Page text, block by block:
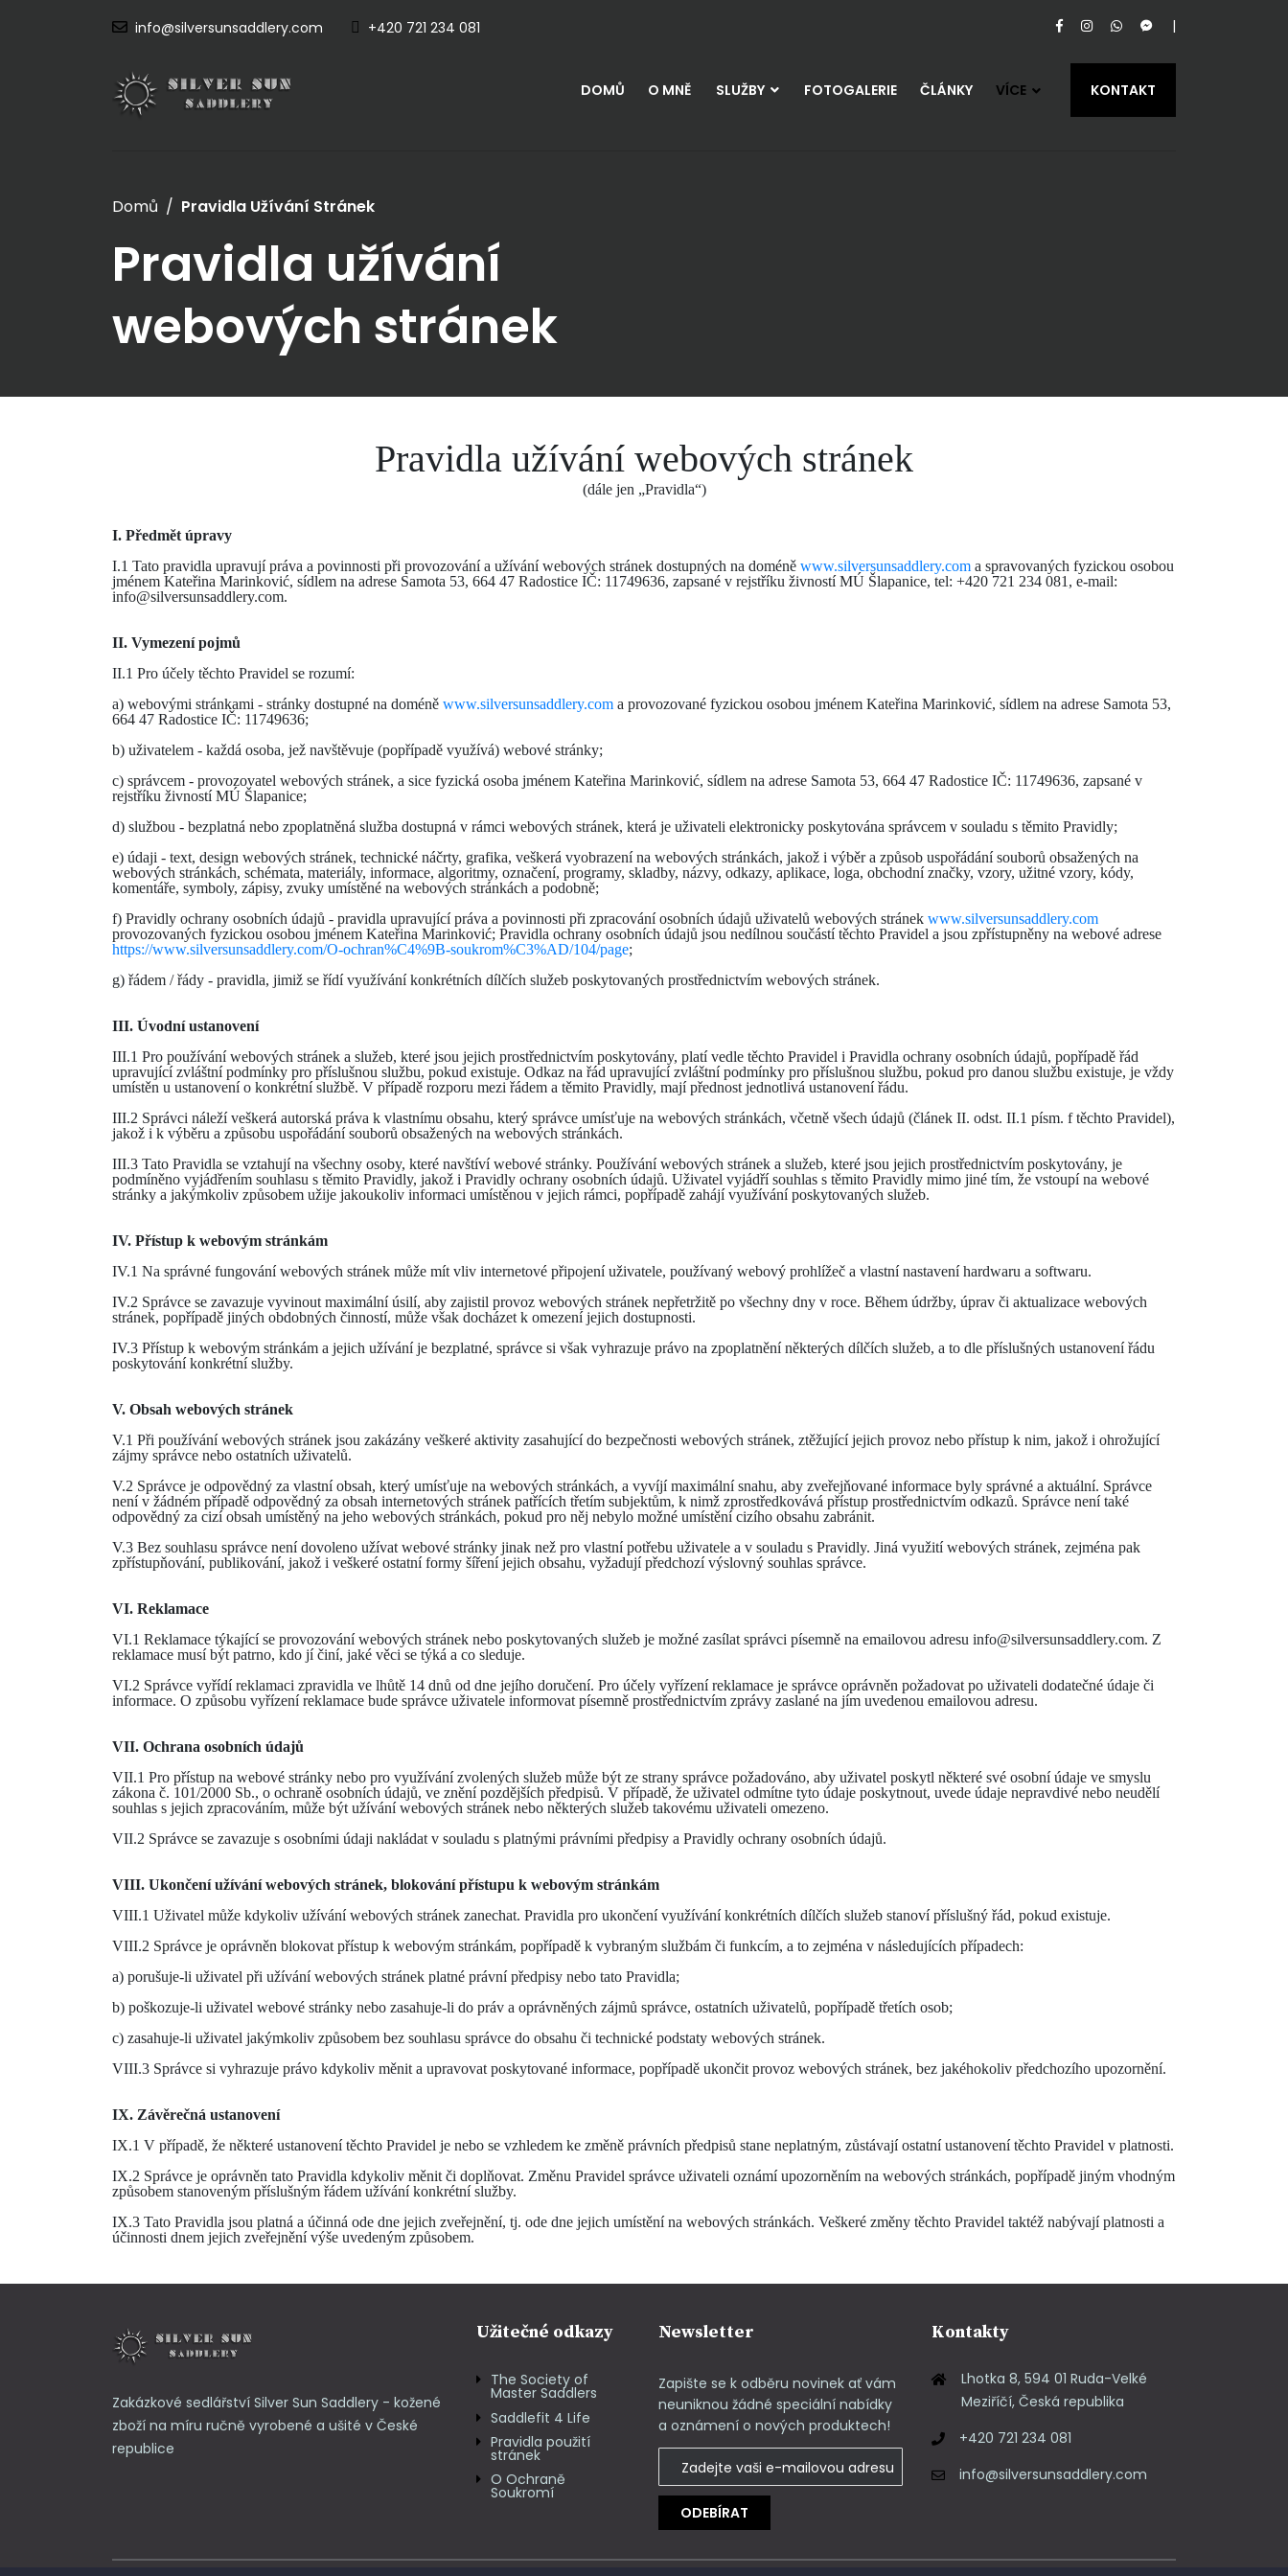
info@silversunsaddlery.com +420 721 234 081
DOMŮ O MNĚ SLUŽBY FOTOGALERIE ČLÁNKY VÍCE KONTAKT
Domů Pravidla Užívání Stránek
Pravidla užívání
webových stránek
Pravidla užívání webových stránek
(dále jen „Pravidla“)
I. Předmět úpravy
I.1 Tato pravidla upravují práva a povinnosti při provozování a užívání webových stránek dostupných na doméně www.silversunsaddlery.com a spravovaných fyzickou osobou
jménem Kateřina Marinković, sídlem na adrese Samota 53, 664 47 Radostice IČ: 11749636, zapsané v rejstříku živností MÚ Šlapanice, tel: +420 721 234 081, e-mail:
info@silversunsaddlery.com.
II. Vymezení pojmů
II.1 Pro účely těchto Pravidel se rozumí:
a) webovými stránkami - stránky dostupné na doméně www.silversunsaddlery.com a provozované fyzickou osobou jménem Kateřina Marinković, sídlem na adrese Samota 53,
664 47 Radostice IČ: 11749636;
b) uživatelem - každá osoba, jež navštěvuje (popřípadě využívá) webové stránky;
c) správcem - provozovatel webových stránek, a sice fyzická osoba jménem Kateřina Marinković, sídlem na adrese Samota 53, 664 47 Radostice IČ: 11749636, zapsané v
rejstříku živností MÚ Šlapanice;
d) službou - bezplatná nebo zpoplatněná služba dostupná v rámci webových stránek, která je uživateli elektronicky poskytována správcem v souladu s těmito Pravidly;
e) údaji - text, design webových stránek, technické náčrty, grafika, veškerá vyobrazení na webových stránkách, jakož i výběr a způsob uspořádání souborů obsažených na
webových stránkách, schémata, materiály, informace, algoritmy, označení, programy, skladby, názvy, odkazy, aplikace, loga, obchodní značky, vzory, užitné vzory, kódy,
komentáře, symboly, zápisy, zvuky umístěné na webových stránkách a podobně;
f) Pravidly ochrany osobních údajů - pravidla upravující práva a povinnosti při zpracování osobních údajů uživatelů webových stránek www.silversunsaddlery.com
provozovaných fyzickou osobou jménem Kateřina Marinković; Pravidla ochrany osobních údajů jsou nedílnou součástí těchto Pravidel a jsou zpřístupněny na webové adrese
https://www.silversunsaddlery.com/O-ochran%C4%9B-soukrom%C3%AD/104/page;
g) řádem / řády - pravidla, jimiž se řídí využívání konkrétních dílčích služeb poskytovaných prostřednictvím webových stránek.
III. Úvodní ustanovení
III.1 Pro používání webových stránek a služeb, které jsou jejich prostřednictvím poskytovány, platí vedle těchto Pravidel i Pravidla ochrany osobních údajů, popřípadě řád
upravující zvláštní podmínky pro příslušnou službu, pokud existuje. Odkaz na řád upravující zvláštní podmínky pro příslušnou službu, pokud pro danou službu existuje, je vždy
umístěn u ustanovení o konkrétní službě. V případě rozporu mezi řádem a těmito Pravidly, mají přednost jednotlivá ustanovení řádu.
III.2 Správci náleží veškerá autorská práva k vlastnímu obsahu, který správce umísťuje na webových stránkách, včetně všech údajů (článek II. odst. II.1 písm. f těchto Pravidel),
jakož i k výběru a způsobu uspořádání souborů obsažených na webových stránkách.
III.3 Tato Pravidla se vztahují na všechny osoby, které navštíví webové stránky. Používání webových stránek a služeb, které jsou jejich prostřednictvím poskytovány, je
podmíněno vyjádřením souhlasu s těmito Pravidly, jakož i Pravidly ochrany osobních údajů. Uživatel vyjádří souhlas s těmito Pravidly mimo jiné tím, že vstoupí na webové
stránky a jakýmkoliv způsobem užije jakoukoliv informaci umístěnou v jejich rámci, popřípadě zahájí využívání poskytovaných služeb.
IV. Přístup k webovým stránkám
IV.1 Na správné fungování webových stránek může mít vliv internetové připojení uživatele, používaný webový prohlížeč a vlastní nastavení hardwaru a softwaru.
IV.2 Správce se zavazuje vyvinout maximální úsilí, aby zajistil provoz webových stránek nepřetržitě po všechny dny v roce. Během údržby, úprav či aktualizace webových
stránek, popřípadě jiných obdobných činností, může však docházet k omezení jejich dostupnosti.
IV.3 Přístup k webovým stránkám a jejich užívání je bezplatné, správce si však vyhrazuje právo na zpoplatnění některých dílčích služeb, a to dle příslušných ustanovení řádu
poskytování konkrétní služby.
V. Obsah webových stránek
V.1 Při používání webových stránek jsou zakázány veškeré aktivity zasahující do bezpečnosti webových stránek, ztěžující jejich provoz nebo přístup k nim, jakož i ohrožující
zájmy správce nebo ostatních uživatelů.
V.2 Správce je odpovědný za vlastní obsah, který umísťuje na webových stránkách, a vyvíjí maximální snahu, aby zveřejňované informace byly správné a aktuální. Správce
není v žádném případě odpovědný za obsah internetových stránek patřících třetím subjektům, k nimž zprostředkovává přístup prostřednictvím odkazů. Správce není také
odpovědný za cizí obsah umístěný na jeho webových stránkách, pokud pro něj nebylo možné umístění cizího obsahu zabránit.
V.3 Bez souhlasu správce není dovoleno užívat webové stránky jinak než pro vlastní potřebu uživatele a v souladu s Pravidly. Jiná využití webových stránek, zejména pak
zpřístupňování, publikování, jakož i veškeré ostatní formy šíření jejich obsahu, vyžadují předchozí výslovný souhlas správce.
VI. Reklamace
VI.1 Reklamace týkající se provozování webových stránek nebo poskytovaných služeb je možné zasílat správci písemně na emailovou adresu info@silversunsaddlery.com. Z
reklamace musí být patrno, kdo jí činí, jaké věci se týká a co sleduje.
VI.2 Správce vyřídí reklamaci zpravidla ve lhůtě 14 dnů od dne jejího doručení. Pro účely vyřízení reklamace je správce oprávněn požadovat po uživateli dodatečné údaje či
informace. O způsobu vyřízení reklamace bude správce uživatele informovat písemně prostřednictvím zprávy zaslané na jím uvedenou emailovou adresu.
VII. Ochrana osobních údajů
VII.1 Pro přístup na webové stránky nebo pro využívání zvolených služeb může být ze strany správce požadováno, aby uživatel poskytl některé své osobní údaje ve smyslu
zákona č. 101/2000 Sb., o ochraně osobních údajů, ve znění pozdějších předpisů. V případě, že uživatel odmítne tyto údaje poskytnout, uvede údaje nepravdivé nebo neudělí
souhlas s jejich zpracováním, může být užívání webových stránek nebo některých služeb takovému uživateli omezeno.
VII.2 Správce se zavazuje s osobními údaji nakládat v souladu s platnými právními předpisy a Pravidly ochrany osobních údajů.
VIII. Ukončení užívání webových stránek, blokování přístupu k webovým stránkám
VIII.1 Uživatel může kdykoliv užívání webových stránek zanechat. Pravidla pro ukončení využívání konkrétních dílčích služeb stanoví příslušný řád, pokud existuje.
VIII.2 Správce je oprávněn blokovat přístup k webovým stránkám, popřípadě k vybraným službám či funkcím, a to zejména v následujících případech:
a) porušuje-li uživatel při užívání webových stránek platné právní předpisy nebo tato Pravidla;
b) poškozuje-li uživatel webové stránky nebo zasahuje-li do práv a oprávněných zájmů správce, ostatních uživatelů, popřípadě třetích osob;
c) zasahuje-li uživatel jakýmkoliv způsobem bez souhlasu správce do obsahu či technické podstaty webových stránek.
VIII.3 Správce si vyhrazuje právo kdykoliv měnit a upravovat poskytované informace, popřípadě ukončit provoz webových stránek, bez jakéhokoliv předchozího upozornění.
IX. Závěrečná ustanovení
IX.1 V případě, že některé ustanovení těchto Pravidel je nebo se vzhledem ke změně právních předpisů stane neplatným, zůstávají ostatní ustanovení těchto Pravidel v platnosti.
IX.2 Správce je oprávněn tato Pravidla kdykoliv měnit či doplňovat. Změnu Pravidel správce uživateli oznámí upozorněním na webových stránkách, popřípadě jiným vhodným
způsobem stanoveným příslušným řádem užívání konkrétní služby.
IX.3 Tato Pravidla jsou platná a účinná ode dne jejich zveřejnění, tj. ode dne jejich umístění na webových stránkách. Veškeré změny těchto Pravidel taktéž nabývají platnosti a
účinnosti dnem jejich zveřejnění výše uvedeným způsobem.
Zakázkové sedlářství Silver Sun Saddlery - kožené
zboží na míru ručně vyrobené a ušité v České
republice
Užitečné odkazy
The Society of
Master Saddlers
Saddlefit 4 Life
Pravidla použití
stránek
O Ochraně
Soukromí
Newsletter
Zapište se k odběru novinek ať vám
neuniknou žádné speciální nabídky
a oznámení o nových produktech!
ODEBÍRAT
Kontakty
Lhotka 8, 594 01 Ruda-Velké
Meziříčí, Česká republika
+420 721 234 081
info@silversunsaddlery.com